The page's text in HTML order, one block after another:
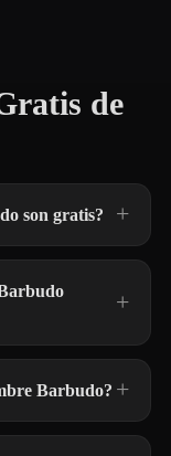
de
son gratis?
Barbudo?